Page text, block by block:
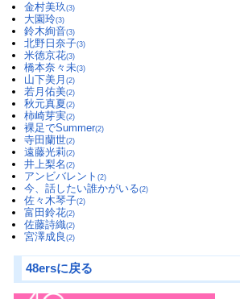
金村美玖(3)
大園玲(3)
鈴木絢音(3)
北野日奈子(3)
米徳京花(3)
橋本奈々未(3)
山下美月 (2)
若月佑美(2)
秋元真夏(2)
柿崎芽実(2)
裸足でSummer(2)
寺田蘭世(2)
遠藤光莉(2)
井上梨名 (2)
アンビバレント (2)
今、話したい誰かがいる(2)
佐々木琴子(2)
富田鈴花(2)
佐藤詩織(2)
宮澤成良 (2)
48ersに戻る